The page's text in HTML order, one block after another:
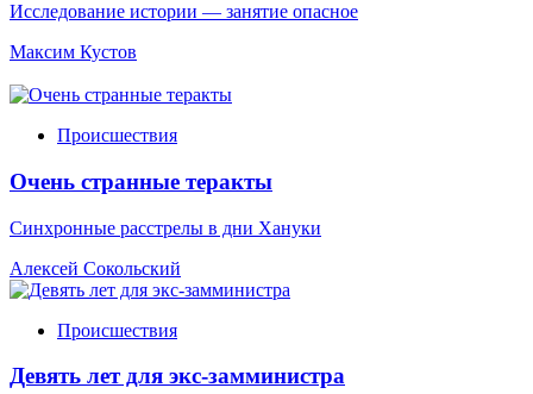
Исследование истории — занятие опасное
Максим Кустов
Происшествия
Очень странные теракты
Синхронные расстрелы в дни Хануки
Алексей Сокольский
Происшествия
Девять лет для экс-замминистра